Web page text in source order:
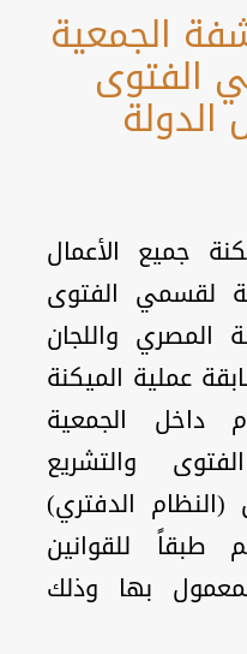
الجمعية
الفتوى
جميع الأعمال
لقسمي الفتوى
المصري واللجان
عملية الميكنة
داخل الجمعية
والتشريع
(النظام الدفتري)
للقوانين
بها وذلك